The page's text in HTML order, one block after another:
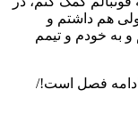
هم داشتم و
به خودم و تیمم
ادامه فصل است!/